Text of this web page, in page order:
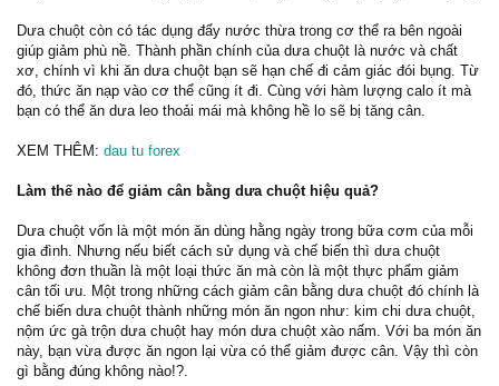
Dưa chuột còn có tác dụng đẩy nước thừa trong cơ thể ra bên ngoài
giúp giảm phù nề. Thành phần chính của dưa chuột là nước và chất
xơ, chính vì khi ăn dưa chuột bạn sẽ hạn chế đi cảm giác đói bụng. Từ
đó, thức ăn nạp vào cơ thể cũng ít đi. Cùng với hàm lượng calo ít mà
bạn có thể ăn dưa leo thoải mái mà không hề lo sẽ bị tăng cân.
XEM THÊM: dau tu forex
Làm thế nào để giảm cân bằng dưa chuột hiệu quả?
Dưa chuột vốn là một món ăn dùng hằng ngày trong bữa cơm của mỗi
gia đình. Nhưng nếu biết cách sử dụng và chế biến thì dưa chuột
không đơn thuần là một loại thức ăn mà còn là một thực phẩm giảm
cân tối ưu. Một trong những cách giảm cân bằng dưa chuột đó chính là
chế biến dưa chuột thành những món ăn ngon như: kim chi dưa chuột,
nộm ức gà trộn dưa chuột hay món dưa chuột xào nấm. Với ba món ăn
này, bạn vừa được ăn ngon lại vừa có thể giảm được cân. Vậy thì còn
gì bằng đúng không nào!?.